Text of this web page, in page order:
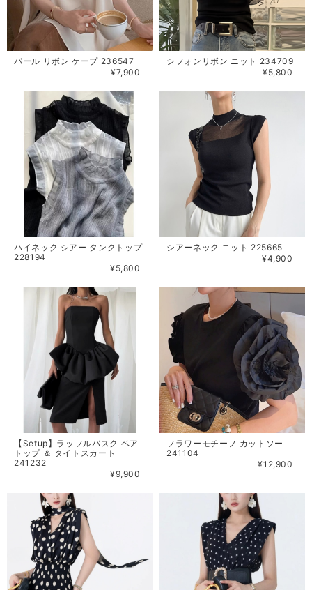
パール リボン ケープ 236547
¥7,900
シフォンリボン ニット 234709
¥5,800
ハイネック シアー タンクトップ
228194
¥5,800
シアーネック ニット 225665
¥4,900
【Setup】ラッフルバスク ベア
トップ ＆ タイトスカート
241232
¥9,900
フラワーモチーフ カットソー
241104
¥12,900